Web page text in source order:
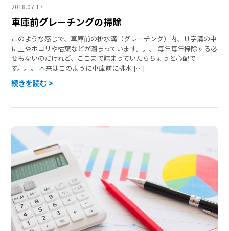
2018.07.17
車庫前グレーチングの掃除
このような感じで、車庫前の排水溝（グレーチング）内、Ｕ字溝の中
に土やホコリや枯葉などが溜まっています。。。 毎年毎年掃除する必
要もないのだけれど、ここまで詰まっていたらちょっと心配で
す。。。 本来はこのように車庫前に排水 […]
続きを読む >